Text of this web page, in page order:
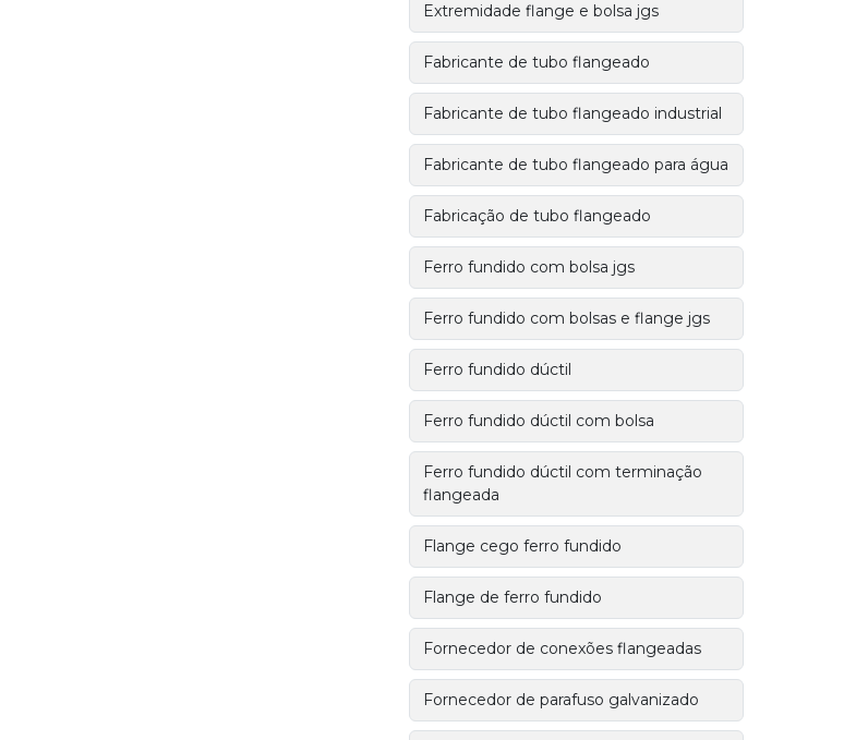
Extremidade flange e bolsa jgs
Fabricante de tubo flangeado
Fabricante de tubo flangeado industrial
Fabricante de tubo flangeado para água
Fabricação de tubo flangeado
Ferro fundido com bolsa jgs
Ferro fundido com bolsas e flange jgs
Ferro fundido dúctil
Ferro fundido dúctil com bolsa
Ferro fundido dúctil com terminação
flangeada
Flange cego ferro fundido
Flange de ferro fundido
Fornecedor de conexões flangeadas
Fornecedor de parafuso galvanizado